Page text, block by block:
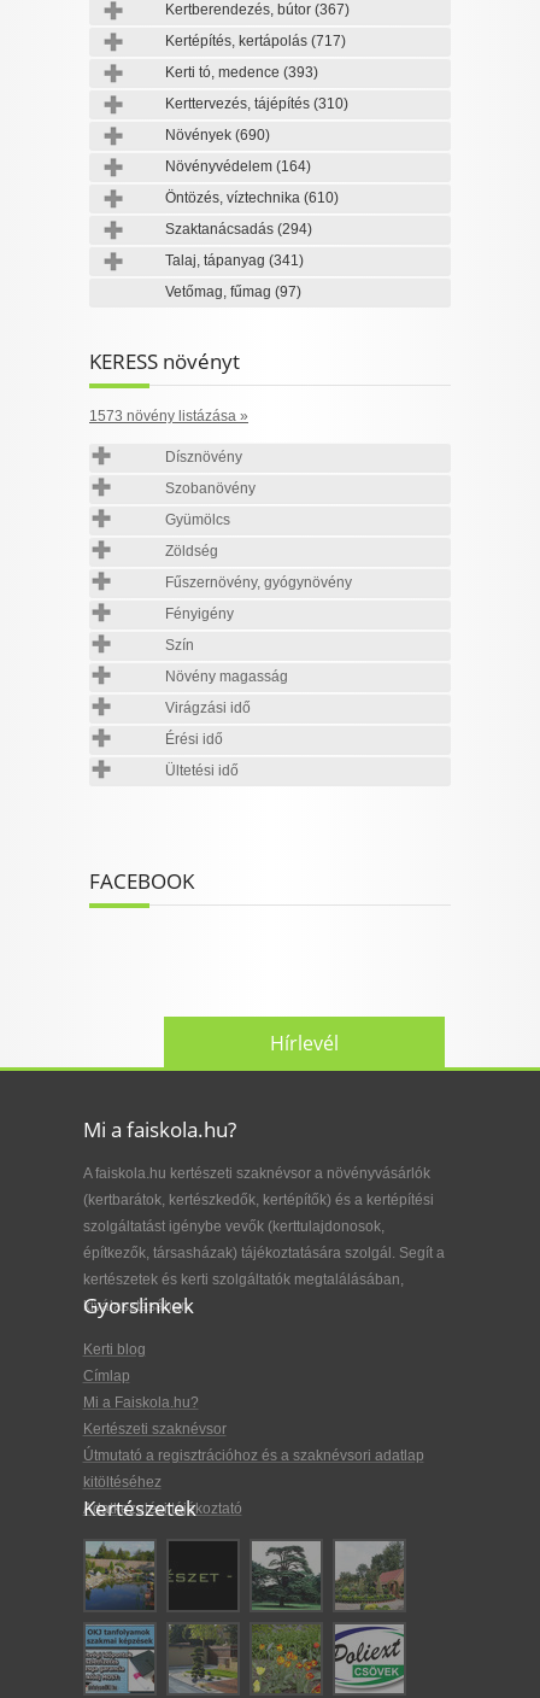
Kertberendezés, bútor (367)
Kertépítés, kertápolás (717)
Kerti tó, medence (393)
Kerttervezés, tájépítés (310)
Növények (690)
Növényvédelem (164)
Öntözés, víztechnika (610)
Szaktanácsadás (294)
Talaj, tápanyag (341)
Vetőmag, fűmag (97)
KERESS növényt
1573 növény listázása »
Dísznövény
Szobanövény
Gyümölcs
Zöldség
Fűszernövény, gyógynövény
Fényigény
Szín
Növény magasság
Virágzási idő
Érési idő
Ültetési idő
FACEBOOK
Hírlevél
Mi a faiskola.hu?
A faiskola.hu kertészeti szaknévsor a növényvásárlók
(kertbarátok, kertészkedők, kertépítők) és a kertépítési
szolgáltatást igénybe vevők (kerttulajdonosok,
építkezők, társasházak) tájékoztatására szolgál. Segít a
kertészetek és kerti szolgáltatók megtalálásában,
kiválasztásában.
Gyorslinkek
Kerti blog
Címlap
Mi a Faiskola.hu?
Kertészeti szaknévsor
Útmutató a regisztrációhoz és a szaknévsori adatlap
kitöltéséhez
Adatkezelési tájékoztató
Kertészetek